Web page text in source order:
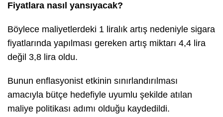
Fiyatlara nasıl yansıyacak?
Böylece maliyetlerdeki 1 liralık artış nedeniyle sigara
fiyatlarında yapılması gereken artış miktarı 4,4 lira
değil 3,8 lira oldu.
Bunun enflasyonist etkinin sınırlandırılması
amacıyla bütçe hedefiyle uyumlu şekilde atılan
maliye politikası adımı olduğu kaydedildi.